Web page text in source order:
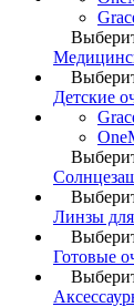
Детские
Линзы
Готовые